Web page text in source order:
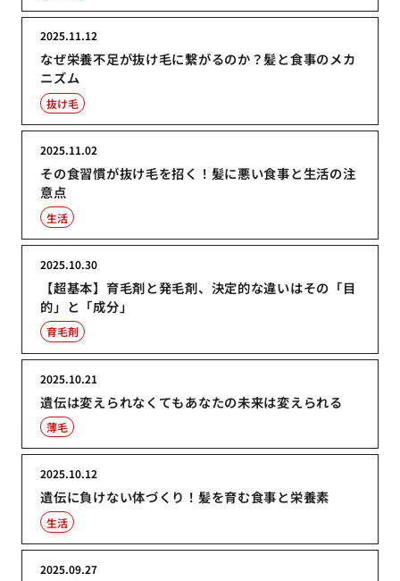
なぜ栄養不足が抜け毛に繋がるのか？髪と食事のメカ
ニズム
2025.11.12
抜け毛
その食習慣が抜け毛を招く！髪に悪い食事と生活の注
意点
2025.11.02
生活
【超基本】育毛剤と発毛剤、決定的な違いはその「目
的」と「成分」
2025.10.30
育毛剤
遺伝は変えられなくてもあなたの未来は変えられる
2025.10.21
薄毛
遺伝に負けない体づくり！髪を育む食事と栄養素
2025.10.12
生活
2025.09.27